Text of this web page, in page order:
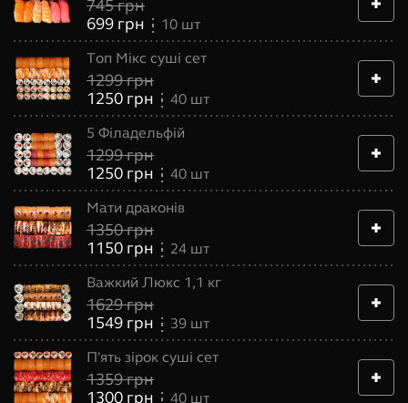
745грн
699 грн 10 шт
Топ Мікс суші сет
1299грн
1250 грн 40 шт
5 Філадельфій
1299грн
1250 грн 40 шт
Мати драконів
1350грн
1150 грн 24 шт
Важкий Люкс 1,1 кг
1629грн
1549 грн 39 шт
П'ять зірок суші сет
1359грн
1300 грн 40 шт